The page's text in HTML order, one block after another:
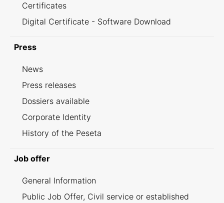
Certificates
Digital Certificate - Software Download
Press
News
Press releases
Dossiers available
Corporate Identity
History of the Peseta
Job offer
General Information
Public Job Offer, Civil service or established